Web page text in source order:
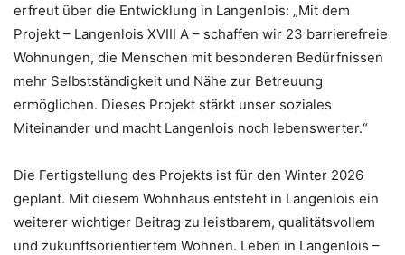
erfreut über die Entwicklung in Langenlois: „Mit dem
Projekt – Langenlois XVIII A – schaffen wir 23 barrierefreie
Wohnungen, die Menschen mit besonderen Bedürfnissen
mehr Selbstständigkeit und Nähe zur Betreuung
ermöglichen. Dieses Projekt stärkt unser soziales
Miteinander und macht Langenlois noch lebenswerter.“
Die Fertigstellung des Projekts ist für den Winter 2026
geplant. Mit diesem Wohnhaus entsteht in Langenlois ein
weiterer wichtiger Beitrag zu leistbarem, qualitätsvollem
und zukunftsorientiertem Wohnen. Leben in Langenlois –